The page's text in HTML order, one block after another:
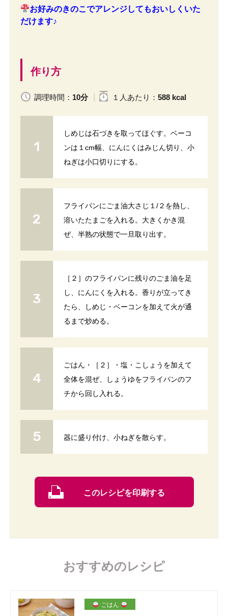
お好みのきのこでアレンジしてもおいしくいた
だけます♪
作り方
調理時間： 10分 １人 あたり ： 588 kcal
しめじは石づきを取ってほぐす。ベーコ
ンは１cm幅、にんにくはみじん切り、小
ねぎは小口切りにする。
フライパンにごま油大さじ１/２を熱し、
溶いたたまごを入れる。大きくかき混
ぜ、半熟の状態で一旦取り出す。
［２］のフライパンに残りのごま油を足
し、にんにくを入れる。香りが立ってき
たら、しめじ・ベーコンを加えて火が通
るまで炒める。
ごはん・［２］・塩・こしょうを加えて
全体を混ぜ、しょうゆをフライパンのフ
チから回し入れる。
器に盛り付け、小ねぎを散らす。
このレシピを印刷する
おすすめのレシピ
ごはん